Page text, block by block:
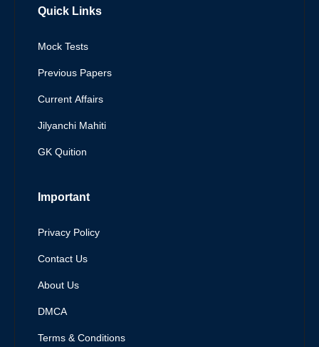
Quick Links
Mock Tests
Previous Papers
Current Affairs
Jilyanchi Mahiti
GK Quition
Important
Privacy Policy
Contact Us
About Us
DMCA
Terms & Conditions